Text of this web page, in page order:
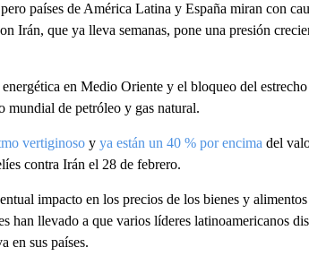
países de América Latina y España miran con
Irán, que ya lleva semanas, pone una presión
en Medio Oriente y el bloqueo del
mundial de petróleo y gas natural.
vertiginosoy ya están un 40 % por encima del
contra Irán el 28 de febrero.
impacto en los precios de los bienes y
han llevado a que varios líderes latinoamericanos
en sus países.